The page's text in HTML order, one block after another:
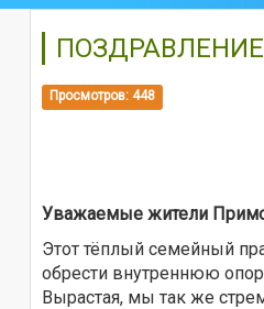
Просмотров: 448
Уважаемые жители
Этот тёплый семейный
обрести внутреннюю
Вырастая, мы так же